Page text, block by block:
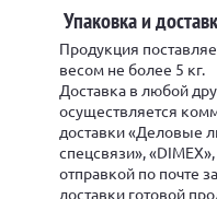
Упаковка и
Продукция
весом не более 5 кг.
Доставка в любой
осуществляется
доставки «Деловые
спецсвязи»,
отправкой по почте
доставки готовой